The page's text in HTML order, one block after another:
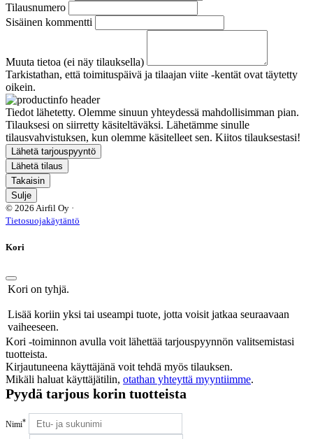
Tilausnumero
Sisäinen kommentti
Muuta tietoa (ei näy tilauksella)
Tarkistathan, että toimituspäivä ja tilaajan viite -kentät ovat täytetty
oikein.
Tiedot lähetetty. Olemme sinuun yhteydessä mahdollisimman pian.
Tilauksesi on siirretty käsiteltäväksi. Lähetämme sinulle
tilausvahvistuksen, kun olemme käsitelleet sen. Kiitos tilauksestasi!
Lähetä tarjouspyyntö
Lähetä tilaus
Takaisin
Sulje
© 2026 Airfil Oy ·
Tietosuojakäytäntö
Kori
Kori on tyhjä.
Lisää koriin yksi tai useampi tuote, jotta voisit jatkaa seuraavaan
vaiheeseen.
Kori -toiminnon avulla voit lähettää tarjouspyynnön valitsemistasi
tuotteista.
Kirjautuneena käyttäjänä voit tehdä myös tilauksen.
Mikäli haluat käyttäjätilin, otathan yhteyttä myyntiimme.
Pyydä tarjous korin tuotteista
Nimi*